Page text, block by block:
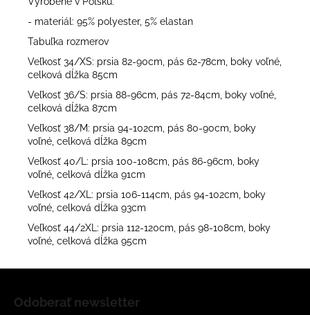
- materiál: 95% polyester, 5% elastan
Tabuľka rozmerov
Veľkosť 34/XS: prsia 82-90cm, pás 62-78cm, boky voľné,
celková dĺžka 85cm
Veľkosť 36/S: prsia 88-96cm, pás 72-84cm, boky voľné,
celková dĺžka 87cm
Veľkosť 38/M: prsia 94-102cm, pás 80-90cm, boky
voľné, celková dĺžka 89cm
Veľkosť 40/L: prsia 100-108cm, pás 86-96cm, boky
voľné, celková dĺžka 91cm
Veľkosť 42/XL: prsia 106-114cm, pás 94-102cm, boky
voľné, celková dĺžka 93cm
Veľkosť 44/2XL: prsia 112-120cm, pás 98-108cm, boky
voľné, celková dĺžka 95cm
Odoberať newsletter